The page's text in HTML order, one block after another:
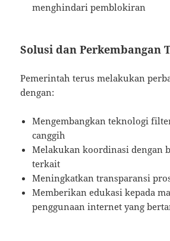
menghindari pemblokiran
Solusi dan Perkembangan
Pemerintah terus melakukan
dengan:
Mengembangkan teknologi
canggih
Melakukan koordinasi dengan
terkait
Meningkatkan transparansi
Memberikan edukasi kepada
penggunaan internet yang